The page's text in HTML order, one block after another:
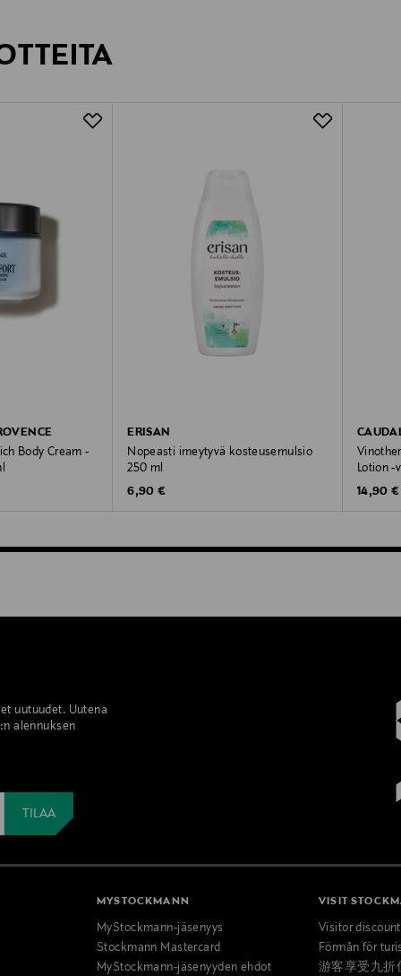
Body Cream -
ERISAN
Nopeasti imeytyvä kosteusemulsio
250 ml
Original Price
6,90 €
Lotion -
Original
14,90 €
uutuudet. Uutena
alennuksen
MYSTOCKMANN
MyStockmann-jäsenyys
Stockmann Mastercard
MyStockmann-jäsenyyden ehdot
VISIT
Visitor discount
Förmån för
游客享受九折